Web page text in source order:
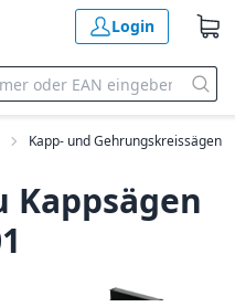
Login
Kapp- und Gehrungskreissägen
Kappsägen